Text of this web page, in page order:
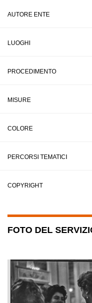
AUTORE ENTE
LUOGHI
PROCEDIMENTO
MISURE
COLORE
PERCORSI TEMATICI
COPYRIGHT
FOTO DEL